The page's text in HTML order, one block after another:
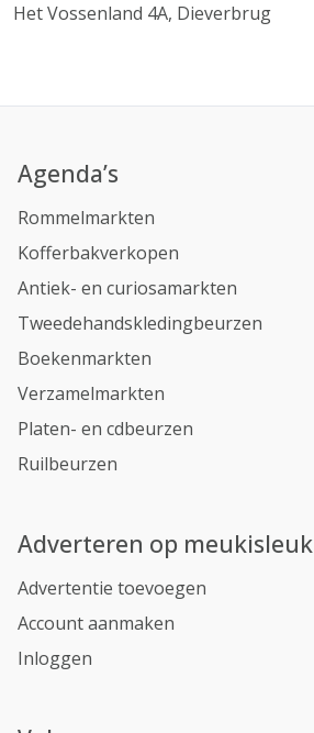
Het Vossenland 4A, Dieverbrug
Agenda’s
Rommelmarkten
Kofferbakverkopen
Antiek- en curiosamarkten
Tweedehandskledingbeurzen
Boekenmarkten
Verzamelmarkten
Platen- en cdbeurzen
Ruilbeurzen
Adverteren op meukisleuk
Advertentie toevoegen
Account aanmaken
Inloggen